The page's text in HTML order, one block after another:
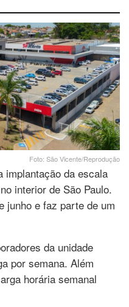
Foto: São Vicente/Reprodução
implantação da escala
interior de São Paulo.
junho e faz parte de um
da unidade
por semana. Além
horária semanal